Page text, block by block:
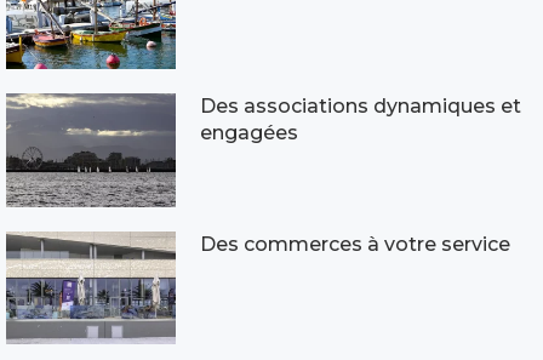
Des associations dynamiques et
engagées
Des commerces à votre service